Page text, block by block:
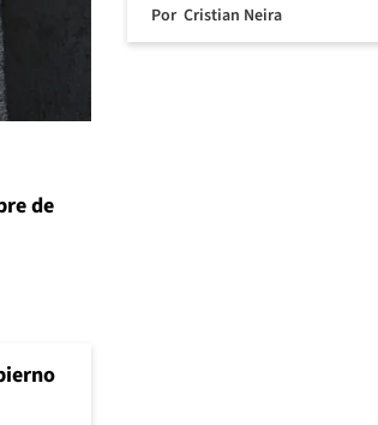
de
Por Cristian Neira